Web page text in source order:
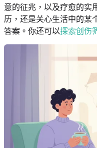
意的征兆，以及疗愈的实
历，还是关心生活中的某
答案。你还可以探索创伤